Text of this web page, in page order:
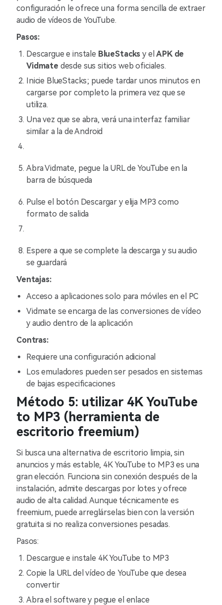
configuración le ofrece una forma sencilla de extraer
audio de vídeos de YouTube.
Pasos:
Descargue e instale BlueStacks y elAPK de
Vidmate desde sus sitios web oficiales.
Inicie BlueStacks; puede tardar unos minutos en
cargarse por completo la primera vez que se
utiliza.
Una vez que se abra, verá una interfaz familiar
similar a la de Android
Abra Vidmate, pegue la URL de YouTube en la
barra de búsqueda
Pulse el botón Descargar y elija MP3 como
formato de salida
Espere a que se complete la descarga y su audio
se guardará
Ventajas:
Acceso a aplicaciones solo para móviles en el PC
Vidmate se encarga de las conversiones de vídeo
y audio dentro de la aplicación
Contras:
Requiere una configuración adicional
Los emuladores pueden ser pesados en sistemas
de bajas especificaciones
Método 5: utilizar 4K YouTube
to MP3 (herramienta de
escritorio freemium)
Si busca una alternativa de escritorio limpia, sin
anuncios y más estable, 4K YouTube to MP3 es una
gran elección. Funciona sin conexión después de la
instalación, admite descargas por lotes y ofrece
audio de alta calidad. Aunque técnicamente es
freemium, puede arreglárselas bien con la versión
gratuita si no realiza conversiones pesadas.
Pasos:
Descargue e instale 4K YouTube to MP3
Copie la URL del vídeo de YouTube que desea
convertir
Abra el software y pegue el enlace